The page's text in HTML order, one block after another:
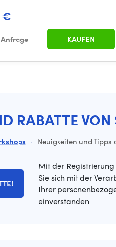
€
KAUFEN
RABATTE VON
· Neuigkeiten und Tipps
Mit der
Sie sich mit der
Ihrer
einverstanden